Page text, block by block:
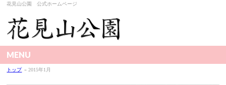
花見山公園 公式ホームページ
MENU
トップ » 2015年1月